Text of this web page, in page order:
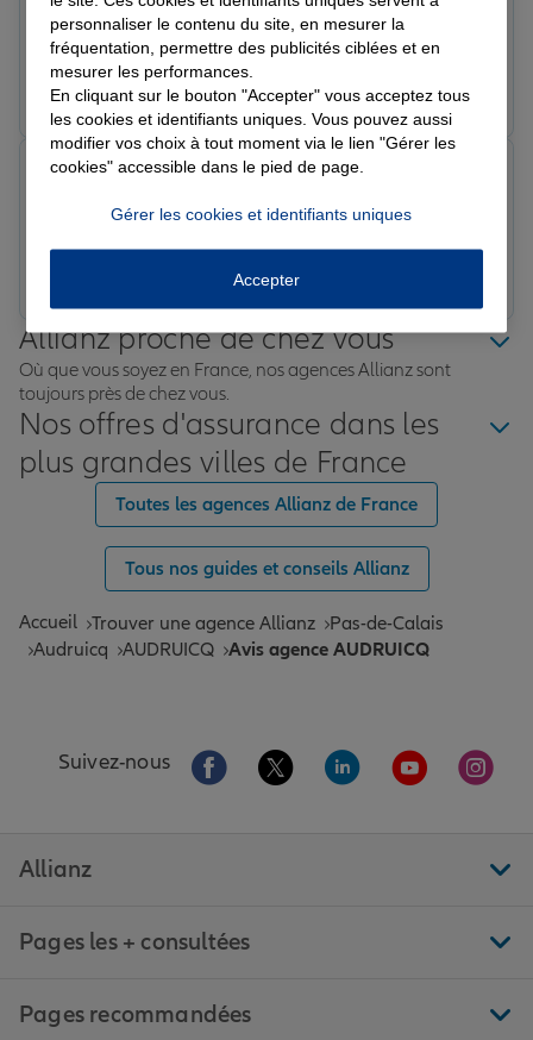
l’écoute des besoins . Je recommande
Prendre un RDV Voir l'agence
Le 18/03/2026 - Agence AUDRUICQ
Christelle R.
Prendre un RDV
Allianz proche de chez vous
Où que vous soyez en France, nos agences Allianz sont
toujours près de chez vous.
Nos offres d'assurance dans les
plus grandes villes de France
Toutes les agences Allianz de France
Tous nos guides et conseils Allianz
Accueil Trouver une agence Allianz
Pas-de-Calais
Audruicq
AUDRUICQ Avis agence AUDRUICQ
Suivez-nous Aller sur la page Facebook de Allianz
Aller sur la page Twitter de
Aller sur la page
Aller sur la
Aller
Allianz
Pages les + consultées
Pages recommandées
personnaliser le contenu du site, en mesurer la
fréquentation, permettre des publicités ciblées et en
mesurer les performances.
En cliquant sur le bouton "Accepter" vous acceptez tous
les cookies et identifiants uniques. Vous pouvez aussi
modifier vos choix à tout moment via le lien "Gérer les
cookies" accessible dans le pied de page.
Gérer les cookies et identifiants uniques
Accepter